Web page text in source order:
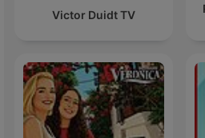
Victor Duidt TV